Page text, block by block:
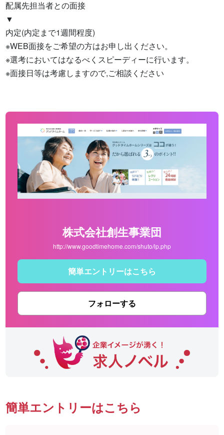
配属先担当者との面接
▼
内定(内定まで1週間程度)
※WEB面接をご希望の方はお申し出ください。
※選考においてはなるべくスピーディーに行います。
※面接日等は考慮しますので,ご相談ください
株式会社創生事業団
http://www.goodtimehome.com/shuto/lp.php
簡単エントリーはこちら
フォローする
簡単エントリーはこちら